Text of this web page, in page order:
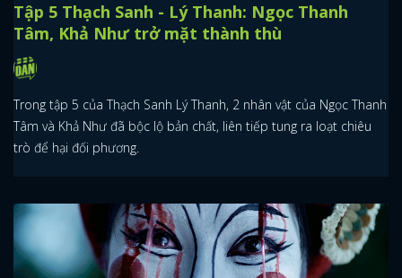
Tập 5 Thạch Sanh - Lý Thanh: Ngọc Thanh
Tâm, Khả Như trở mặt thành thù
Trong tập 5 của Thạch Sanh Lý Thanh, 2 nhân vật của Ngọc Thanh
Tâm và Khả Như đã bộc lộ bản chất, liên tiếp tung ra loạt chiêu
trò để hại đối phương.